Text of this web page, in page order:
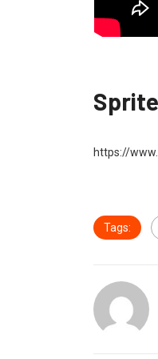
Sprite
https://
Tags: